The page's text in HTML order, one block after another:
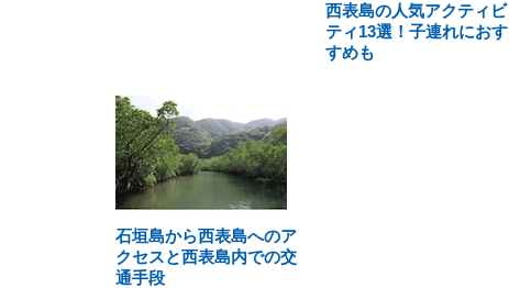
西表島の人気アクティビ
ティ13選！子連れにおす
すめも
石垣島から西表島へのア
クセスと西表島内での交
通手段